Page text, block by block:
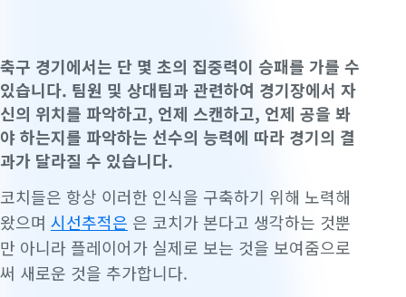
축구 경기에서는 단 몇 초의 집중력이 승패를 가를 수
있습니다. 팀원 및 상대팀과 관련하여 경기장에서 자
신의 위치를 파악하고, 언제 스캔하고, 언제 공을 봐
야 하는지를 파악하는 선수의 능력에 따라 경기의 결
과가 달라질 수 있습니다.
코치들은 항상 이러한 인식을 구축하기 위해 노력해
왔으며 시선추적은 은 코치가 본다고 생각하는 것뿐
만 아니라 플레이어가 실제로 보는 것을 보여줌으로
써 새로운 것을 추가합니다.